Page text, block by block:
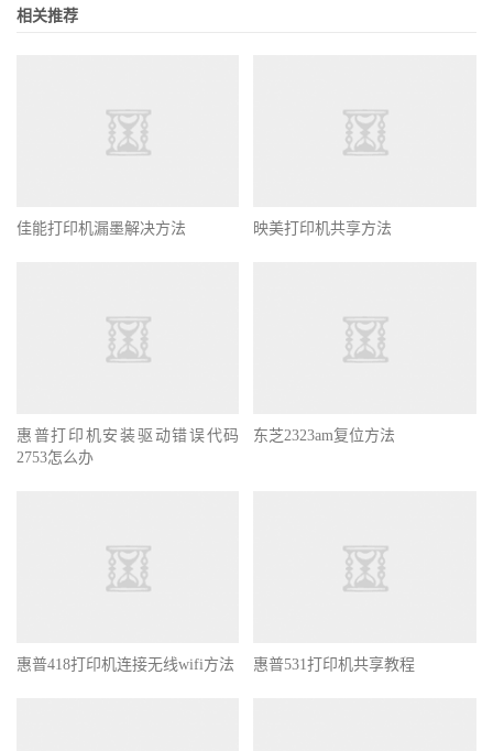
相关推荐
佳能打印机漏墨解决方法 映美打印机共享方法
惠普打印机安装驱动错误代码
2753怎么办
东芝2323am复位方法
惠普418打印机连接无线wifi方法 惠普531打印机共享教程